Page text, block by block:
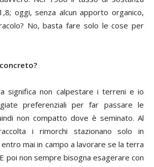
oggi, senza alcun apporto organico,
No, basta fare solo le cose per
significa non calpestare i terreni e io
preferenziali per far passare le
non compatto dove è seminato. Al
i rimorchi stazionano solo in
mai in campo a lavorare se la terra
poi non sempre bisogna esagerare con